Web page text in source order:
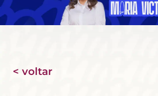
< voltar